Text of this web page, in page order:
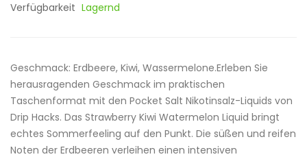
Verfügbarkeit Lagernd
Geschmack: Erdbeere, Kiwi, Wassermelone.Erleben Sie
herausragenden Geschmack im praktischen
Taschenformat mit den Pocket Salt Nikotinsalz-Liquids von
Drip Hacks. Das Strawberry Kiwi Watermelon Liquid bringt
echtes Sommerfeeling auf den Punkt. Die süßen und reifen
Noten der Erdbeeren verleihen einen intensiven